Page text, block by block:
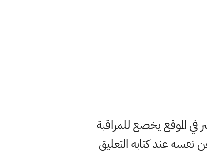
الموقع يخضع للمراقبة
عند كتابة التعليق